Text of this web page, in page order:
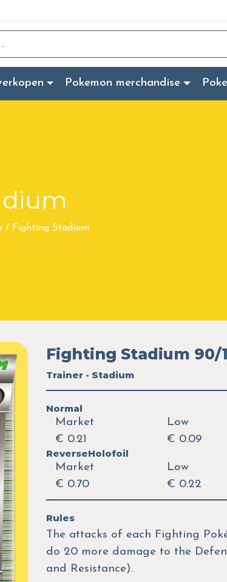
Pokemon merchandise
/ Fighting Stadium
Fighting Stadium 90/
Trainer - Stadium
Normal
Market
€ 0.21
Low
€ 0.09
ReverseHolofoil
Market
€ 0.70
Low
€ 0.22
Rules
The attacks of each Fighting
do 20 more damage to the
and Resistance).